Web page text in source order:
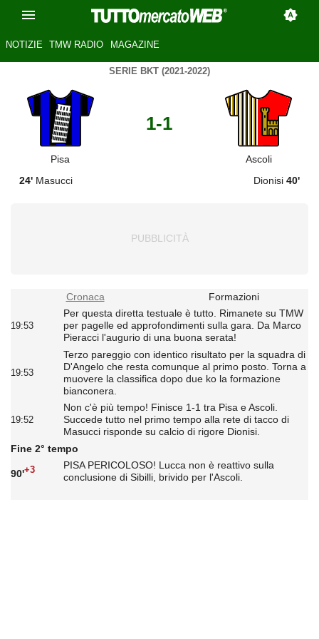
NOTIZIE TMW RADIO MAGAZINE
SERIE BKT (2021-2022)
Pisa
1-1
Ascoli
24' Masucci Dionisi 40'
Cronaca Formazioni
19:53
Per questa diretta testuale è tutto. Rimanete su TMW
per pagelle ed approfondimenti sulla gara. Da Marco
Pieracci l'augurio di una buona serata!
19:53
Terzo pareggio con identico risultato per la squadra di
D'Angelo che resta comunque al primo posto. Torna a
muovere la classifica dopo due ko la formazione
bianconera.
19:52
Non c'è più tempo! Finisce 1-1 tra Pisa e Ascoli.
Succede tutto nel primo tempo alla rete di tacco di
Masucci risponde su calcio di rigore Dionisi.
Fine 2° tempo
90'+3
PISA PERICOLOSO! Lucca non è reattivo sulla
conclusione di Sibilli, brivido per l'Ascoli.